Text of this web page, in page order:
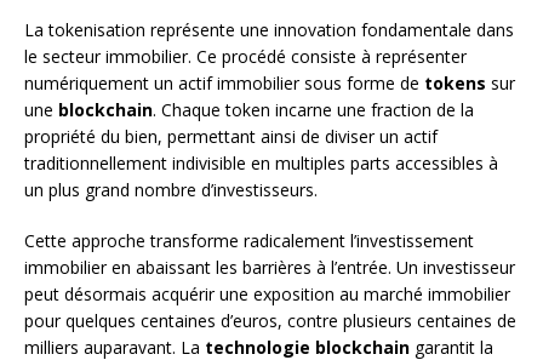
La tokenisation représente une innovation fondamentale dans
le secteur immobilier. Ce procédé consiste à représenter
numériquement un actif immobilier sous forme de tokens sur
une blockchain. Chaque token incarne une fraction de la
propriété du bien, permettant ainsi de diviser un actif
traditionnellement indivisible en multiples parts accessibles à
un plus grand nombre d’investisseurs.
Cette approche transforme radicalement l’investissement
immobilier en abaissant les barrières à l’entrée. Un investisseur
peut désormais acquérir une exposition au marché immobilier
pour quelques centaines d’euros, contre plusieurs centaines de
milliers auparavant. La technologie blockchain garantit la